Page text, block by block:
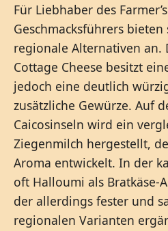
Für Liebhaber des
Geschmacksführers
regionale Alternativen an.
Cottage Cheese besitzt
jedoch eine deutlich
zusätzliche Gewürze. Auf
Caicosinseln wird ein
Ziegenmilch hergestellt,
Aroma entwickelt. In der
oft Halloumi als Bratkäse-
der allerdings fester und
regionalen Varianten